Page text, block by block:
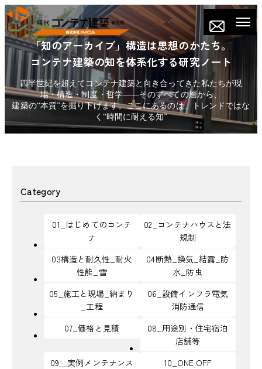
「知のアーカイブ」構造は思想のかたち。
コンテナ建築の知を体系化する研究ノート
四半世紀を超えてコンテナ建築と向き合ってきた私たちが現
場・構造・制度・哲学——そのすべての層から、
建築の“本質”を掘り下げます。ここにあるのは、トレンドではな
く“時間に耐える知”
Category
01_はじめてのコンテ
ナ
02_コンテナハウスと法
規制
03構造と耐久性_耐火
性能_雪
04断熱_換気_結露_防
水_防虫
05_施工と現場_納まり
_工程
06_設備インフラ電気
消防通信
07_価格と見積
08_用途別・住宅宿泊
店舗等
09＿実例メンテナンス
10_ONE OFF